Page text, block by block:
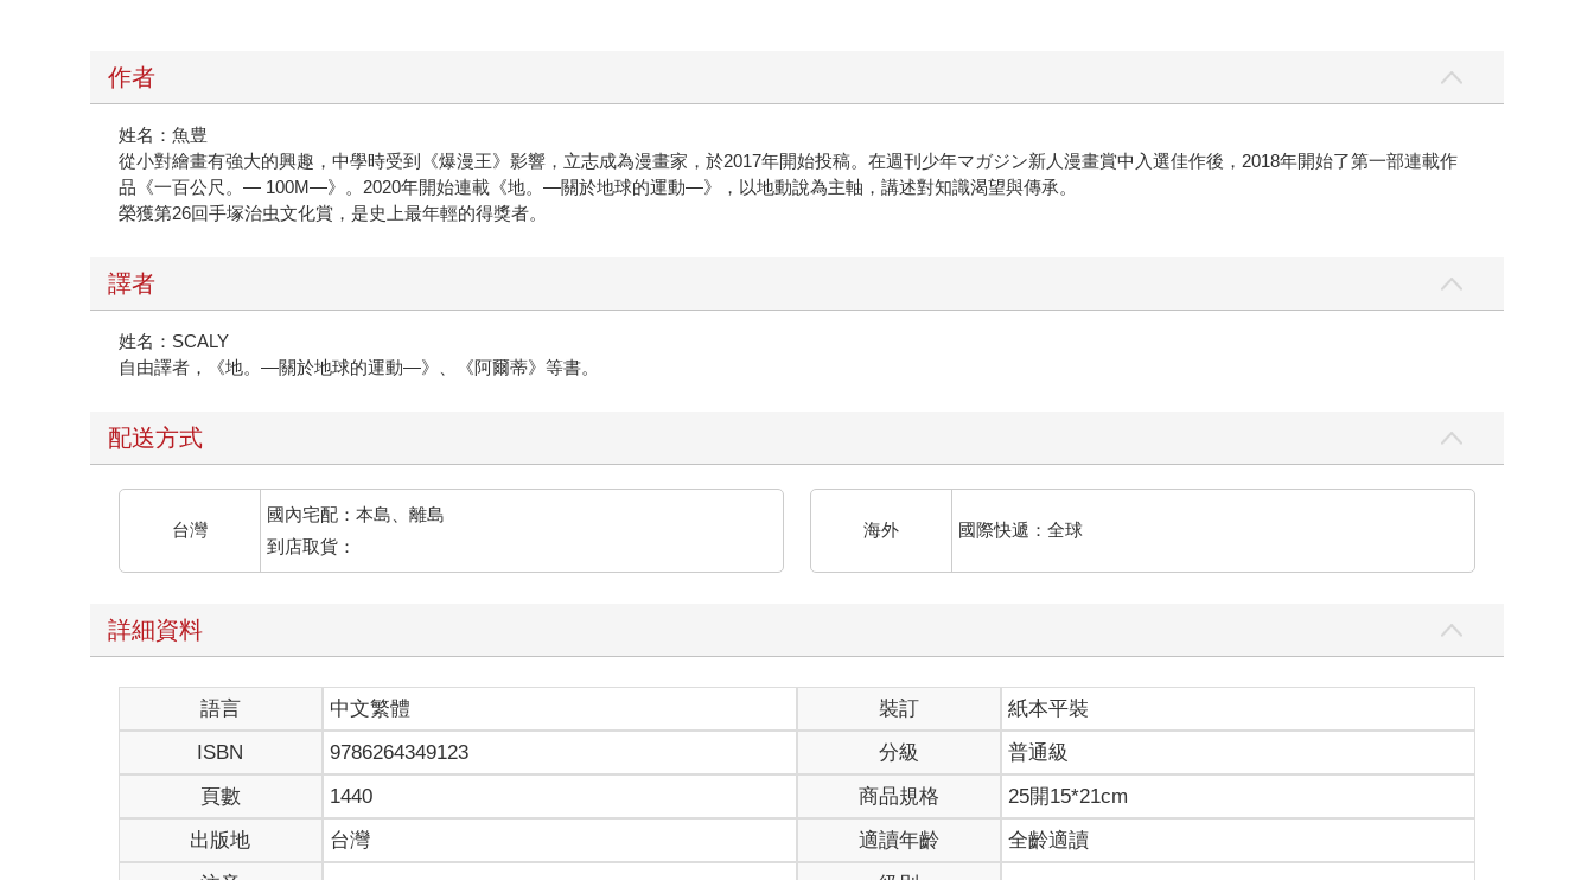
作者
姓名：⿂豊
從⼩對繪畫有強⼤的興趣，中學時受到《爆漫王》影響，立志成為漫畫家，於2017年開始投稿。在週刊少年マガジン新⼈漫畫賞中入選佳作後，2018年開始了第⼀部連載作
品《⼀百公尺。— 100M—》。2020年開始連載《地。—關於地球的運動—》，以地動說為主軸，講述對知識渴望與傳承。
榮獲第26回⼿塚治⾍文化賞，是史上最年輕的得獎者。
譯者
姓名：SCALY
⾃由譯者，《地。—關於地球的運動—》、《阿爾蒂》等書。
配送方式
台灣
國內宅配：本島、離島
到店取貨：
海外 國際快遞：全球
詳細資料
語言 中文繁體 裝訂
紙本平裝
ISBN
9786264349123 分級
普通級
頁數
1440 商品規格
25開15*21cm
出版地
台灣 適讀年齡
全齡適讀